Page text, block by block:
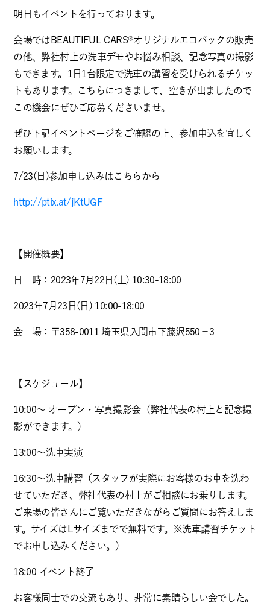
明日もイベントを行っております。
会場ではBEAUTIFUL CARS®︎オリジナルエコバックの販売
の他、弊社村上の洗車デモやお悩み相談、記念写真の撮影
もできます。1日1台限定で洗車の講習を受けられるチケッ
トもあります。こちらにつきまして、空きが出ましたので
この機会にぜひご応募くださいませ。
ぜひ下記イベントページをご確認の上、参加申込を宜しく
お願いします。
7/23(日)参加申し込みはこちらから
http://ptix.at/jKtUGF
【開催概要】
日 時：2023年7月22日(土) 10:30-18:00
2023年7月23日(日) 10:00-18:00
会 場：〒358-0011 埼玉県入間市下藤沢550−3
【スケジュール】
10:00〜 オープン・写真撮影会（弊社代表の村上と記念撮
影ができます。）
13:00〜洗車実演
16:30〜洗車講習（スタッフが実際にお客様のお車を洗わ
せていただき、弊社代表の村上がご相談にお乗りします。
ご来場の皆さんにご覧いただきながらご質問にお答えしま
す。サイズはLサイズまでで無料です。※洗車講習チケット
でお申し込みください。）
18:00 イベント終了
お客様同士での交流もあり、非常に素晴らしい会でした。